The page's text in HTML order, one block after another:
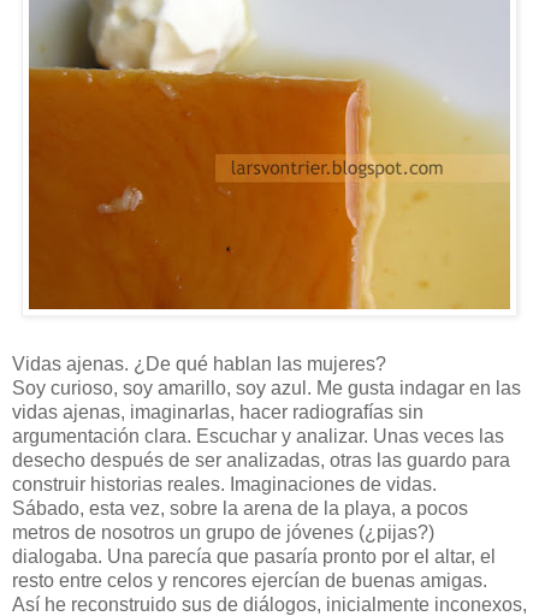
Vidas ajenas. ¿De qué hablan las mujeres?
Soy curioso, soy amarillo, soy azul. Me gusta indagar en las
vidas ajenas, imaginarlas, hacer radiografías sin
argumentación clara. Escuchar y analizar. Unas veces las
desecho después de ser analizadas, otras las guardo para
construir historias reales. Imaginaciones de vidas.
Sábado, esta vez, sobre la arena de la playa, a pocos
metros de nosotros un grupo de jóvenes (¿pijas?)
dialogaba. Una parecía que pasaría pronto por el altar, el
resto entre celos y rencores ejercían de buenas amigas.
Así he reconstruido sus de diálogos, inicialmente inconexos,